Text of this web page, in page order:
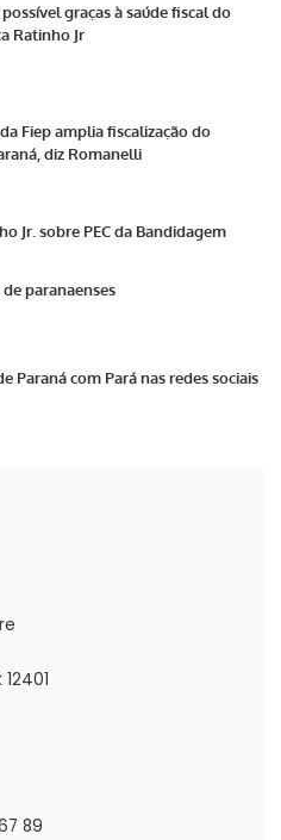
graças à saúde fiscal do
Ratinho Jr
Fiep amplia fiscalização do
diz Romanelli
Jr. sobre PEC da Bandidagem
paranaenses
Paraná com Pará nas redes sociais
89